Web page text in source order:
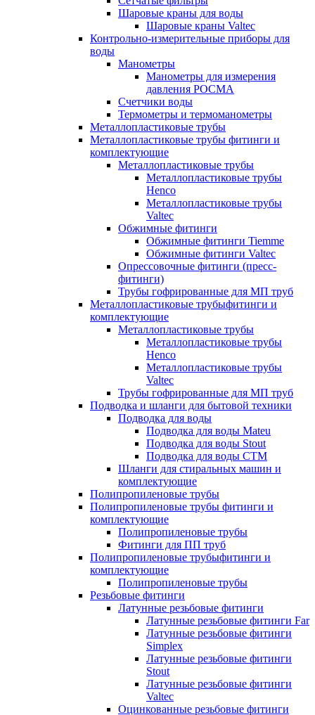
Шаровые краны для воды
Шаровые краны Valtec
Контрольно-измерительные приборы для
воды
Манометры
Манометры для измерения
давления РОСМА
Счетчики воды
Термометры и термоманометры
Металлопластиковые трубы
Металлопластиковые трубы фитинги и
комплектующие
Металлопластиковые трубы
Металлопластиковые трубы
Henco
Металлопластиковые трубы
Valtec
Обжимные фитинги
Обжимные фитинги Tiemme
Обжимные фитинги Valtec
Опрессовочные фитинги (пресс-
фитинги)
Трубы гофрированные для МП труб
Металлопластиковые трубыфитинги и
комплектующие
Металлопластиковые трубы
Металлопластиковые трубы
Henco
Металлопластиковые трубы
Valtec
Трубы гофрированные для МП труб
Подводка и шланги для бытовой техники
Подводка для воды
Подводка для воды Mateu
Подводка для воды Stout
Подводка для воды СТМ
Шланги для стиральных машин и
комплектующие
Полипропиленовые трубы
Полипропиленовые трубы фитинги и
комплектующие
Полипропиленовые трубы
Фитинги для ПП труб
Полипропиленовые трубыфитинги и
комплектующие
Полипропиленовые трубы
Резьбовые фитинги
Латунные резьбовые фитинги
Латунные резьбовые фитинги Far
Латунные резьбовые фитинги
Simplex
Латунные резьбовые фитинги
Stout
Латунные резьбовые фитинги
Valtec
Оцинкованные резьбовые фитинги